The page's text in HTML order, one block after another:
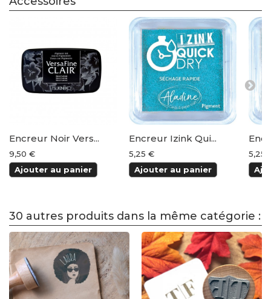
Encreur Noir Vers...
9,50 €
Ajouter au panier
Encreur Izink Qui...
5,25 €
Ajouter au panier
5,25
30 autres produits dans la même catégorie :